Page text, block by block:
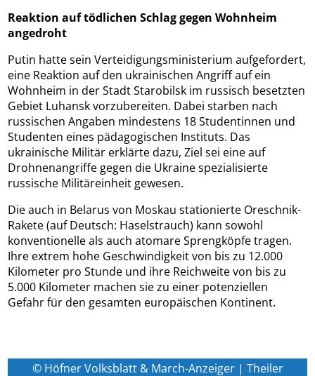
Reaktion auf tödlichen Schlag gegen Wohnheim
angedroht
Putin hatte sein Verteidigungsministerium aufgefordert,
eine Reaktion auf den ukrainischen Angriff auf ein
Wohnheim in der Stadt Starobilsk im russisch besetzten
Gebiet Luhansk vorzubereiten. Dabei starben nach
russischen Angaben mindestens 18 Studentinnen und
Studenten eines pädagogischen Instituts. Das
ukrainische Militär erklärte dazu, Ziel sei eine auf
Drohnenangriffe gegen die Ukraine spezialisierte
russische Militäreinheit gewesen.
Die auch in Belarus von Moskau stationierte Oreschnik-
Rakete (auf Deutsch: Haselstrauch) kann sowohl
konventionelle als auch atomare Sprengköpfe tragen.
Ihre extrem hohe Geschwindigkeit von bis zu 12.000
Kilometer pro Stunde und ihre Reichweite von bis zu
5.000 Kilometer machen sie zu einer potenziellen
Gefahr für den gesamten europäischen Kontinent.
© Höfner Volksblatt & March-Anzeiger | Theiler